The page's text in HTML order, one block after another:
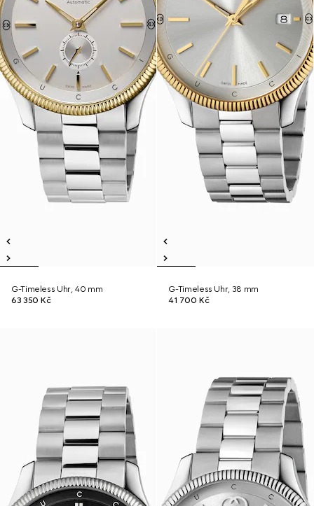
G-Timeless Uhr, 40 mm
63 350 Kč
G-Timeless Uhr, 38 mm
41 700 Kč